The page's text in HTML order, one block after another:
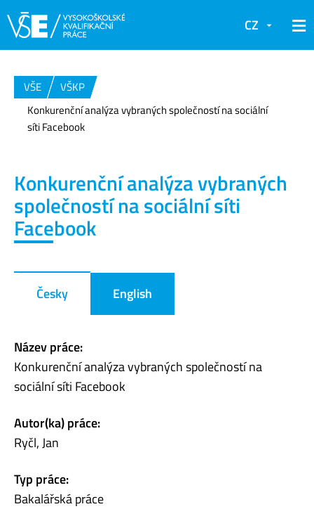
CZ
VŠE
VŠKP
Konkurenční analýza vybraných společností na sociální
síti Facebook
Konkurenční analýza vybraných
společností na sociální síti
Facebook
Česky English
Název práce:
Konkurenční analýza vybraných společností na
sociální síti Facebook
Autor(ka) práce:
Ryčl, Jan
Typ práce:
Bakalářská práce